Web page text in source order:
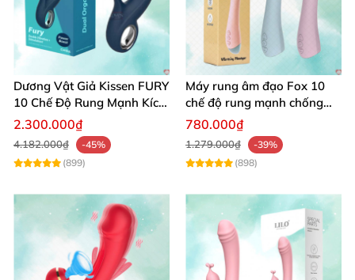
Dương Vật Giả Kissen FURY
10 Chế Độ Rung Mạnh Kích
Thích
2.300.000₫
4.182.000₫
-45%
(899)
Máy rung âm đạo Fox 10
chế độ rung mạnh chống
nước sạc pin tiện lợi
780.000₫
1.279.000₫
-39%
(898)